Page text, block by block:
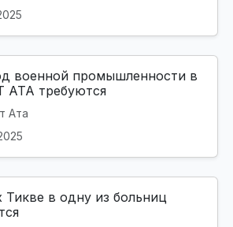
военной промышленности в
АТА требуются
Ата
Тикве в одну из больниц